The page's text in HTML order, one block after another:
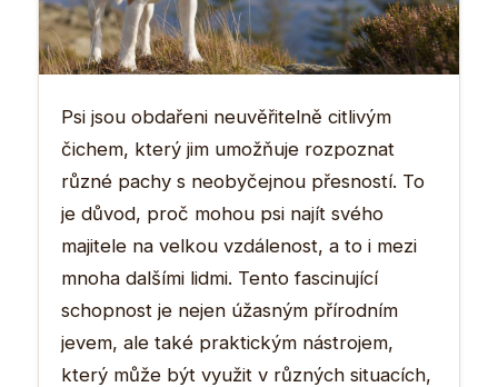
Psi jsou obdařeni neuvěřitelně citlivým
čichem, který jim umožňuje rozpoznat
různé pachy s neobyčejnou přesností. To
je důvod, proč mohou psi najít svého
majitele na velkou vzdálenost, a to i mezi
mnoha dalšími lidmi. Tento fascinující
schopnost je nejen úžasným přírodním
jevem, ale také praktickým nástrojem,
který může být využit v různých situacích,